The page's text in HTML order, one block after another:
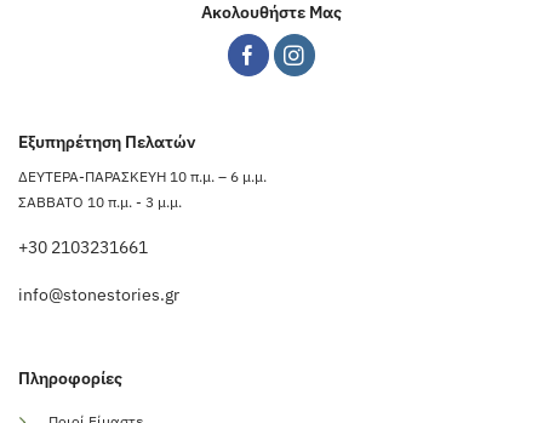
Ακολουθήστε Μας
Εξυπηρέτηση Πελατών
ΔΕΥΤΕΡΑ-ΠΑΡΑΣΚΕΥΗ 10 π.μ. – 6 μ.μ.
ΣΑΒΒΑΤΟ 10 π.μ. - 3 μ.μ.
+30 2103231661
info@stonestories.gr
Πληροφορίες